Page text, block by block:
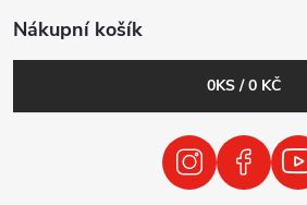
Nákupní košík
0KS /0 KČ